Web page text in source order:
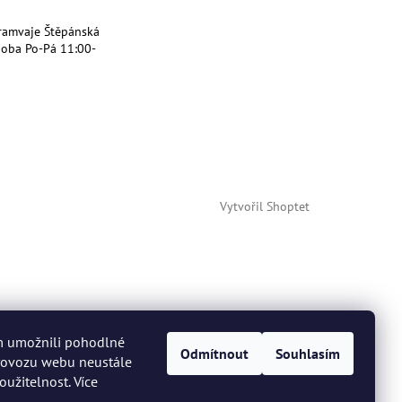
umožnili pohodlné
webu neustále
Více
Odmítnout Souhlasím
Štěpánská
Po-Pá 11:00-
Vytvořil Shoptet